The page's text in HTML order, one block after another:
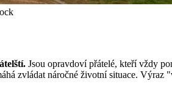
Jsou opravdoví přátelé, kteří vždy
zvládat náročné životní situace. Výraz